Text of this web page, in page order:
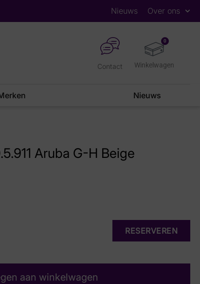
Nieuws Over ons
0
Contact
Nieuws
Aruba G-H Beige
RESERVEREN
aan winkelwagen